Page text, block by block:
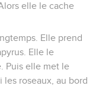
elle le cache
Elle prend
Elle le
Puis elle met le
les roseaux, au bord